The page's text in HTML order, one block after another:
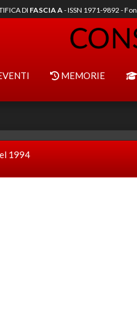
DI FASCIA A- ISSN 1971-9892 -
MEMORIE
1994